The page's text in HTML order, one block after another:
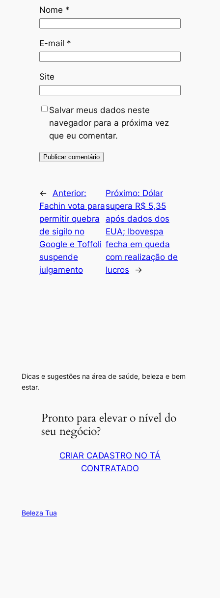
Nome *
E-mail *
Site
Salvar meus dados neste
navegador para a próxima vez
que eu comentar.
←
Anterior:
Fachin vota para
permitir quebra
de sigilo no
Google e Toffoli
suspende
julgamento
Próximo: Dólar
supera R$ 5,35
após dados dos
EUA; Ibovespa
fecha em queda
com realização de
lucros
→
Dicas e sugestões na área de saúde, beleza e bem
estar.
Pronto para elevar o nível do
seu negócio?
CRIAR CADASTRO NO TÁ
CONTRATADO
Beleza Tua